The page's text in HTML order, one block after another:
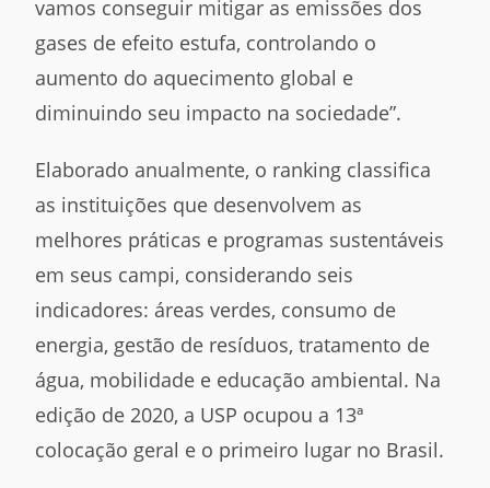
vamos conseguir mitigar as emissões dos
gases de efeito estufa, controlando o
aumento do aquecimento global e
diminuindo seu impacto na sociedade”.
Elaborado anualmente, o ranking classifica
as instituições que desenvolvem as
melhores práticas e programas sustentáveis
em seus campi, considerando seis
indicadores: áreas verdes, consumo de
energia, gestão de resíduos, tratamento de
água, mobilidade e educação ambiental. Na
edição de 2020, a USP ocupou a 13ª
colocação geral e o primeiro lugar no Brasil.